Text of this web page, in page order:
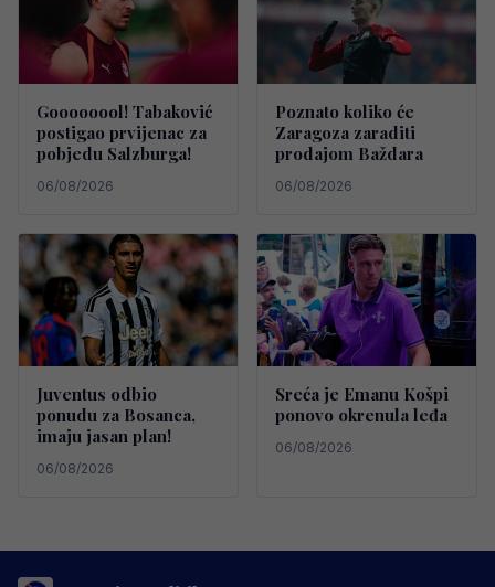
Goooooool! Tabaković
postigao prvijenac za
pobjedu Salzburga!
06/08/2026
Poznato koliko će
Zaragoza zaraditi
prodajom Baždara
06/08/2026
Juventus odbio
ponudu za Bosanca,
imaju jasan plan!
06/08/2026
Sreća je Emanu Košpi
ponovo okrenula leđa
06/08/2026